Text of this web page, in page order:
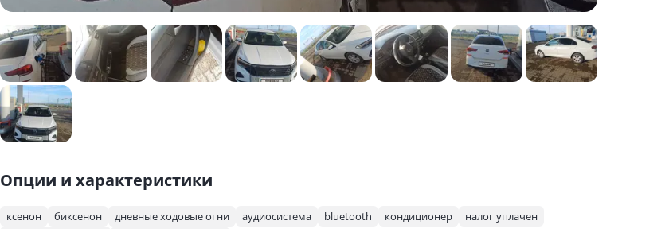
Опции и характеристики
ксенон биксенон дневные ходовые огни аудиосистема bluetooth кондиционер
налог уплачен